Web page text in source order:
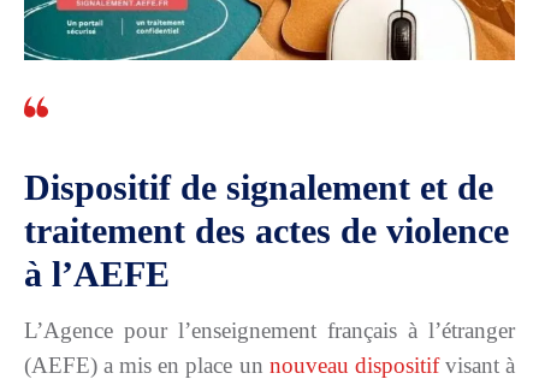
Dispositif de signalement et de
traitement des actes de violence
à l’AEFE
L’Agence pour l’enseignement français à l’étranger
(AEFE) a mis en place un nouveau dispositifvisant à